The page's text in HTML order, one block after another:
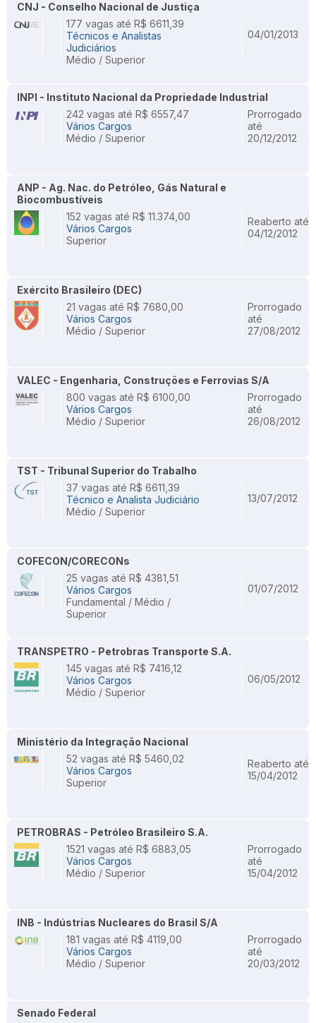
CNJ - Conselho Nacional de Justiça
177 vagas até R$ 6611,39
Técnicos e Analistas
Judiciários
Médio / Superior
04/01/2013
INPI - Instituto Nacional da Propriedade Industrial
242 vagas até R$ 6557,47
Vários Cargos
Médio / Superior
Prorrogado
até
20/12/2012
ANP - Ag. Nac. do Petróleo, Gás Natural e
Biocombustíveis
152 vagas até R$ 11.374,00
Vários Cargos
Superior
Reaberto até
04/12/2012
Exército Brasileiro (DEC)
21 vagas até R$ 7680,00
Vários Cargos
Médio / Superior
Prorrogado
até
27/08/2012
VALEC - Engenharia, Construções e Ferrovias S/A
800 vagas até R$ 6100,00
Vários Cargos
Médio / Superior
Prorrogado
até
26/08/2012
TST - Tribunal Superior do Trabalho
37 vagas até R$ 6611,39
Técnico e Analista Judiciário
Médio / Superior
13/07/2012
COFECON/CORECONs
25 vagas até R$ 4381,51
Vários Cargos
Fundamental / Médio /
Superior
01/07/2012
TRANSPETRO - Petrobras Transporte S.A.
145 vagas até R$ 7416,12
Vários Cargos
Médio / Superior
06/05/2012
Ministério da Integração Nacional
52 vagas até R$ 5460,02
Vários Cargos
Superior
Reaberto até
15/04/2012
PETROBRAS - Petróleo Brasileiro S.A.
1521 vagas até R$ 6883,05
Vários Cargos
Médio / Superior
Prorrogado
até
15/04/2012
INB - Indústrias Nucleares do Brasil S/A
181 vagas até R$ 4119,00
Vários Cargos
Médio / Superior
Prorrogado
até
20/03/2012
Senado Federal